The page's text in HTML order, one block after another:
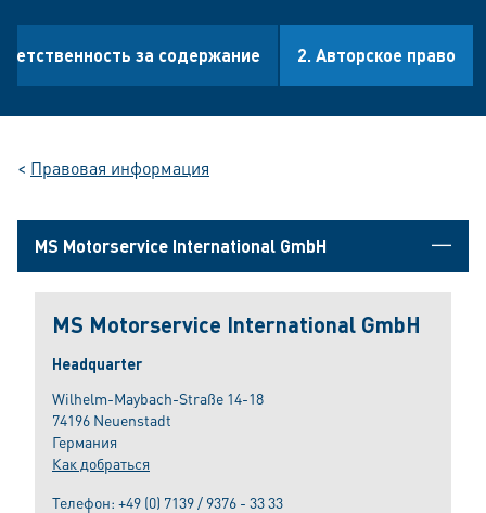
за содержание 2. Aвторское право
< Правовая информация
MS Motorservice International GmbH
MS Motorservice International GmbH
Headquarter
Wilhelm-Maybach-Straße 14-18
74196 Neuenstadt
Германия
Как добраться
Телефон: +49 (0) 7139 / 9376 - 33 33